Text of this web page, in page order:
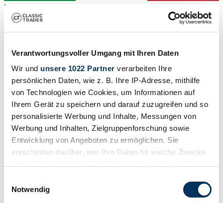
Verantwortungsvoller Umgang mit Ihren Daten
Wir und unsere 1022 Partner verarbeiten Ihre
persönlichen Daten, wie z. B. Ihre IP-Adresse, mithilfe
von Technologien wie Cookies, um Informationen auf
Ihrem Gerät zu speichern und darauf zuzugreifen und so
personalisierte Werbung und Inhalte, Messungen von
Werbung und Inhalten, Zielgruppenforschung sowie
Entwicklung von Angeboten zu ermöglichen. Sie
entscheiden darüber, wer Ihre Daten für welche Zwecke
Trigger Symbol ändern oder widerrufen
Notwendig
Dealer
Body style
Saloon (2-doors)
Mileage (read)
Power (kW/hp)